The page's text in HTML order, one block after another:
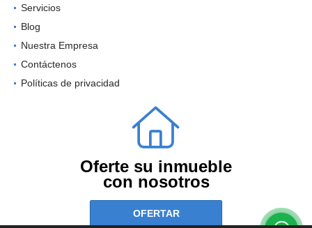
Servicios
Blog
Nuestra Empresa
Contáctenos
Políticas de privacidad
Oferte su inmueble
con nosotros
OFERTAR